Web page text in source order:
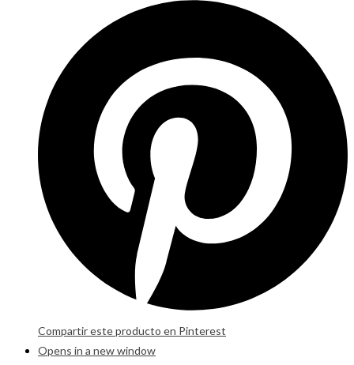
Compartir este producto en Pinterest
Opens in a new window